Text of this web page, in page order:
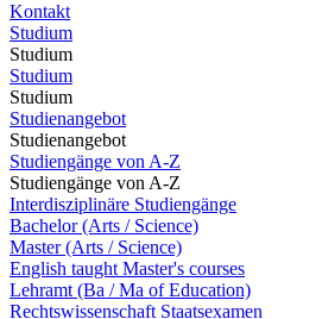
Kontakt
Studium
Studium
Studium
Studium
Studienangebot
Studienangebot
Studiengänge von A-Z
Studiengänge von A-Z
Interdisziplinäre Studiengänge
Bachelor (Arts / Science)
Master (Arts / Science)
English taught Master's courses
Lehramt (Ba / Ma of Education)
Rechtswissenschaft Staatsexamen